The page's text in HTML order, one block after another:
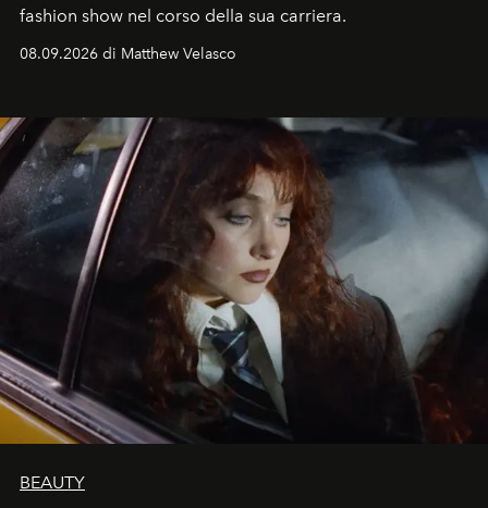
fashion show nel corso della sua carriera.
08.09.2026 di Matthew Velasco
BEAUTY